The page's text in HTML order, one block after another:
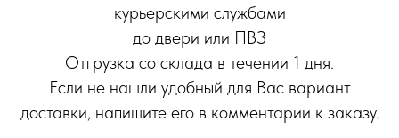
курьерскими службами
до двери или ПВЗ
Отгрузка со склада в течении 1 дня.
Если не нашли удобный для Вас вариант
доставки, напишите его в комментарии к заказу.